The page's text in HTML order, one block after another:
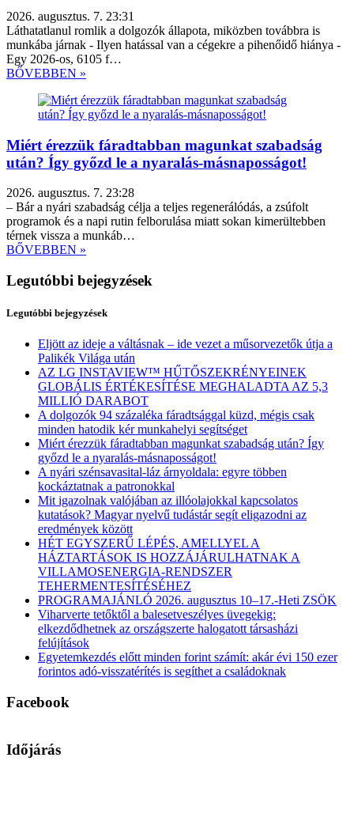
2026. augusztus. 7. 23:31
Láthatatlanul romlik a dolgozók állapota, miközben továbbra is
munkába járnak - Ilyen hatással van a cégekre a pihenőidő hiánya -
Egy 2026-os, 6105 f…
BŐVEBBEN »
Miért érezzük fáradtabban magunkat szabadság
után? Így győzd le a nyaralás-másnaposságot!
2026. augusztus. 7. 23:28
– Bár a nyári szabadság célja a teljes regenerálódás, a zsúfolt
programok és a napi rutin felborulása miatt sokan kimerültebben
térnek vissza a munkáb…
BŐVEBBEN »
Legutóbbi bejegyzések
Legutóbbi bejegyzések
Eljött az ideje a váltásnak – ide vezet a műsorvezetők útja a
Palikék Világa után
AZ LG INSTAVIEW™ HŰTŐSZEKRÉNYEINEK
GLOBÁLIS ÉRTÉKESÍTÉSE MEGHALADTA AZ 5,3
MILLIÓ DARABOT
A dolgozók 94 százaléka fáradtsággal küzd, mégis csak
minden hatodik kér munkahelyi segítséget
Miért érezzük fáradtabban magunkat szabadság után? Így
győzd le a nyaralás-másnaposságot!
A nyári szénsavasital-láz árnyoldala: egyre többen
kockáztatnak a patronokkal
Mit igazolnak valójában az illóolajokkal kapcsolatos
kutatások? Magyar nyelvű tudástár segít eligazodni az
eredmények között
HÉT EGYSZERŰ LÉPÉS, AMELLYEL A
HÁZTARTÁSOK IS HOZZÁJÁRULHATNAK A
VILLAMOSENERGIA-RENDSZER
TEHERMENTESÍTÉSÉHEZ
PROGRAMAJÁNLÓ 2026. augusztus 10–17.-Heti ZSÖK
Viharverte tetőktől a balesetveszélyes üvegekig:
elkezdődhetnek az országszerte halogatott társasházi
felújítások
Egyetemkezdés előtt minden forint számít: akár évi 150 ezer
forintos adó-visszatérítés is segíthet a családoknak
Facebook
Időjárás